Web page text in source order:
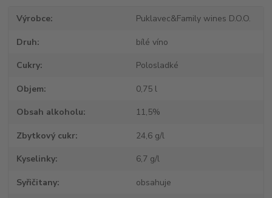
Výrobce Puklavec&Family wines D.O.O.
Druh bílé víno
Cukry Polosladké
Objem 0,75 l
Obsah alkoholu 11,5%
Zbytkový cukr 24,6 g/l
Kyselinky 6,7 g/l
Syřičitany obsahuje